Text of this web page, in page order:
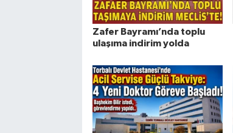
Zafer Bayramı’nda toplu
ulaşıma indirim yolda